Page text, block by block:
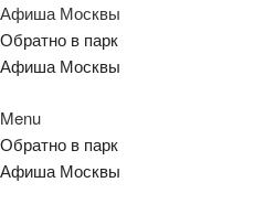
Афиша Москвы
Обратно в парк
Афиша Москвы
Menu
Обратно в парк
Афиша Москвы